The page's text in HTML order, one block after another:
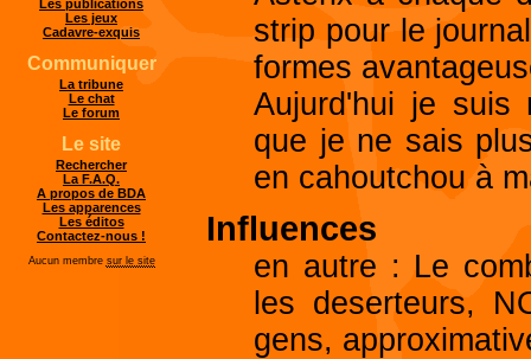
strip pour le
formes
Aujurd'hui je suis
que je ne sais
en cahoutchou à
Influences
en autre : Le
les deserteurs,
gens,
Les publications
Les jeux
Cadavre-exquis
Communiquer
La tribune
Le chat
Le forum
Le site
Rechercher
La F.A.Q.
A propos de BDA
Les apparences
Les éditos
Contactez-nous !
Aucun membre sur le site